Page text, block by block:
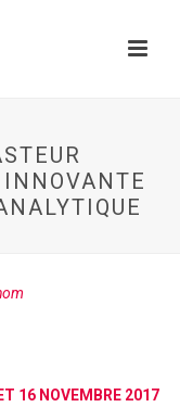
INNOVANTE
16 NOVEMBRE 2017